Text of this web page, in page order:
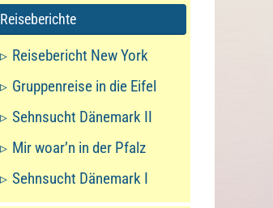
Reiseberichte
Reisebericht New York
Gruppenreise in die Eifel
Sehnsucht Dänemark II
Mir woar’n in der Pfalz
Sehnsucht Dänemark I